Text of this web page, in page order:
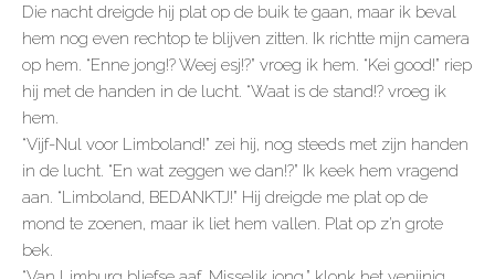
Die nacht dreigde hij plat op de buik te gaan, maar ik beval
hem nog even rechtop te blijven zitten. Ik richtte mijn camera
op hem. “Enne jong!? Weej esj!?” vroeg ik hem. “Kei good!” riep
hij met de handen in de lucht. “Waat is de stand!? vroeg ik
hem.
“Vijf-Nul voor Limboland!” zei hij, nog steeds met zijn handen
in de lucht. “En wat zeggen we dan!?” Ik keek hem vragend
aan. “Limboland, BEDANKTJ!” Hij dreigde me plat op de
mond te zoenen, maar ik liet hem vallen. Plat op z’n grote
bek.